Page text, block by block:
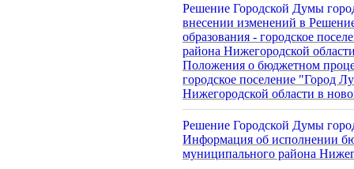
Решение Городской Думы
внесении изменений в
образования - городское
района Нижегородской
Положения о бюджетном
городское поселение "Город
Нижегородской области в
Решение Городской Думы
Информация об исполнении
муниципального района